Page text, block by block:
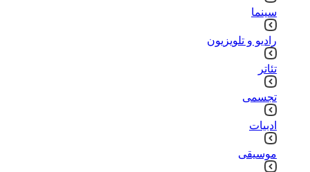
سینما
رادیو و تلویزیون
تئاتر
تجسمی
ادبیات
موسیقی